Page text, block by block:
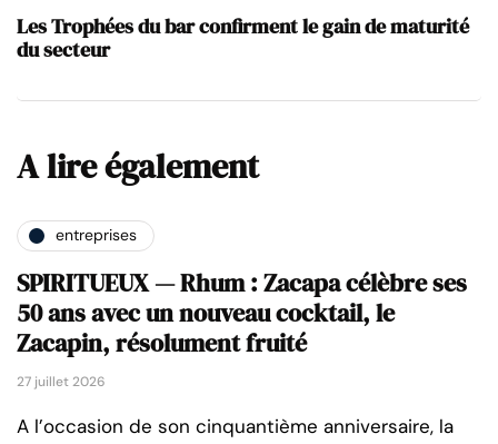
Les Trophées du bar confirment le gain de maturité
du secteur
A lire également
entreprises
SPIRITUEUX — Rhum : Zacapa célèbre ses
50 ans avec un nouveau cocktail, le
Zacapin, résolument fruité
27 juillet 2026
A l’occasion de son cinquantième anniversaire, la